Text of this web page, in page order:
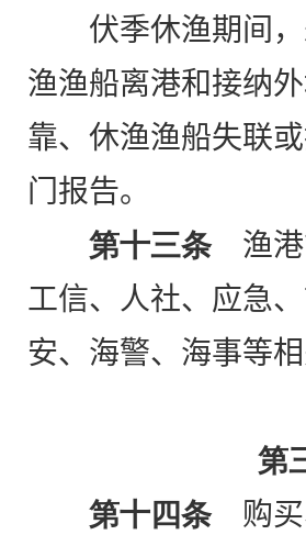
伏季休渔期间
渔渔船离港和接纳
靠、休渔渔船失联
门报告。
第十三条渔港
工信、人社、应急
安、海警、海事等
第
第十四条购买